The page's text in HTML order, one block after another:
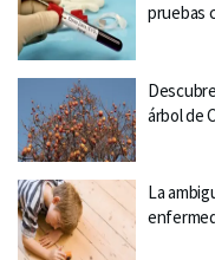
pruebas
árbol de
La